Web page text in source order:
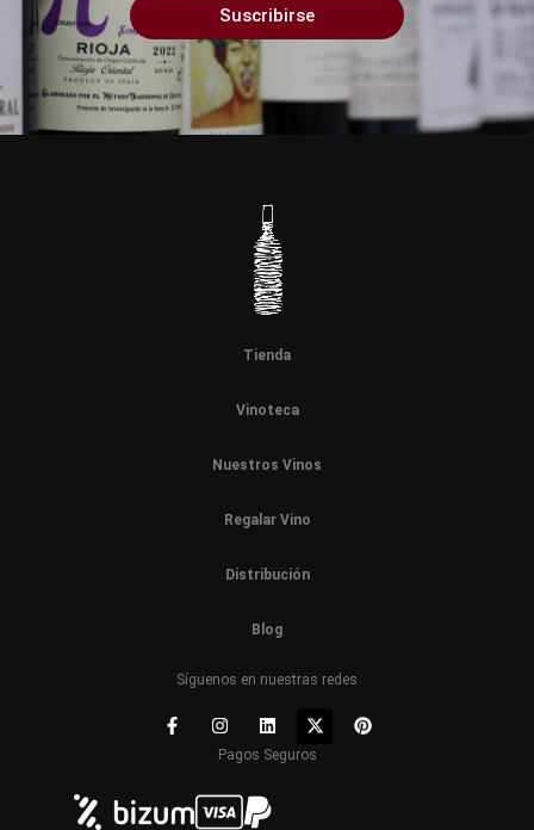
Suscribirse
Tienda
Vinoteca
Nuestros Vinos
Regalar Vino
Distribución
Blog
Síguenos en nuestras redes
Pagos Seguros